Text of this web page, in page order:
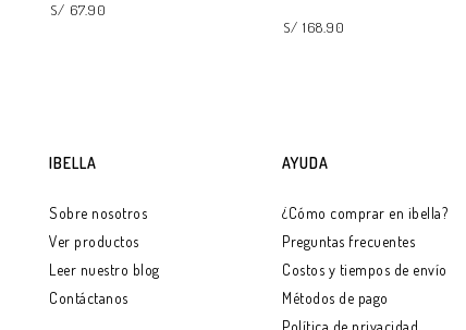
S/ 67.90
S/ 168.90
IBELLA
Sobre nosotros
Ver productos
Leer nuestro blog
Contáctanos
AYUDA
¿Cómo comprar en ibella?
Preguntas frecuentes
Costos y tiempos de envío
Métodos de pago
Política de privacidad